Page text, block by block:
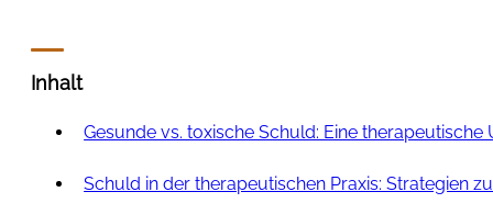
Inhalt
Gesunde vs. toxische Schuld: Eine therapeutische
Schuld in der therapeutischen Praxis: Strategien